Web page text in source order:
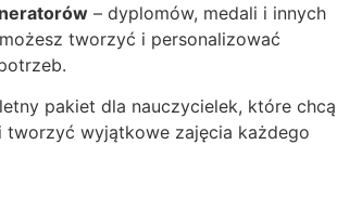
– dyplomów, medali i innych
tworzyć i personalizować
pakiet dla nauczycielek, które chcą
tworzyć wyjątkowe zajęcia każdego